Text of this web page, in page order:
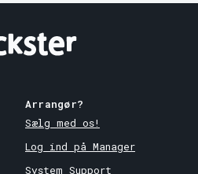
Arrangør?
Sælg med os!
Log ind på Manager
System Support